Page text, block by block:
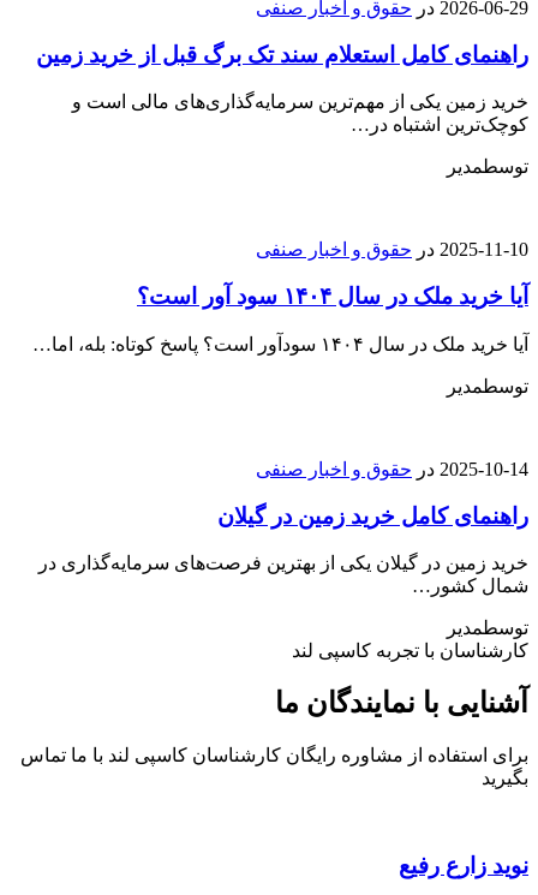
2026-06-29 در حقوق و اخبار صنفی
راهنمای کامل استعلام سند تک برگ قبل از خرید زمین
خرید زمین یکی از مهم‌ترین سرمایه‌گذاری‌های مالی است و
کوچک‌ترین اشتباه در…
توسطمدیر
2025-11-10 در حقوق و اخبار صنفی
آیا خرید ملک در سال ۱۴۰۴ سود آور است؟
آیا خرید ملک در سال ۱۴۰۴ سودآور است؟ پاسخ کوتاه: بله، اما…
توسطمدیر
2025-10-14 در حقوق و اخبار صنفی
راهنمای کامل خرید زمین در گیلان
خرید زمین در گیلان یکی از بهترین فرصت‌های سرمایه‌گذاری در
شمال کشور…
توسطمدیر
کارشناسان با تجربه کاسپی لند
آشنایی با نمایندگان ما
برای استفاده از مشاوره رایگان کارشناسان کاسپی لند با ما تماس
بگیرید
نوید زارع رفیع